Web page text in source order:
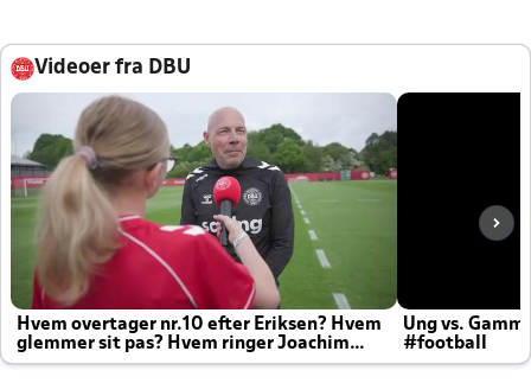
Videoer fra DBU
Hvem overtager nr.10 efter Eriksen? Hvem
glemmer sit pas? Hvem ringer Joachim
altid til efter kampe?
Ung vs.
#football